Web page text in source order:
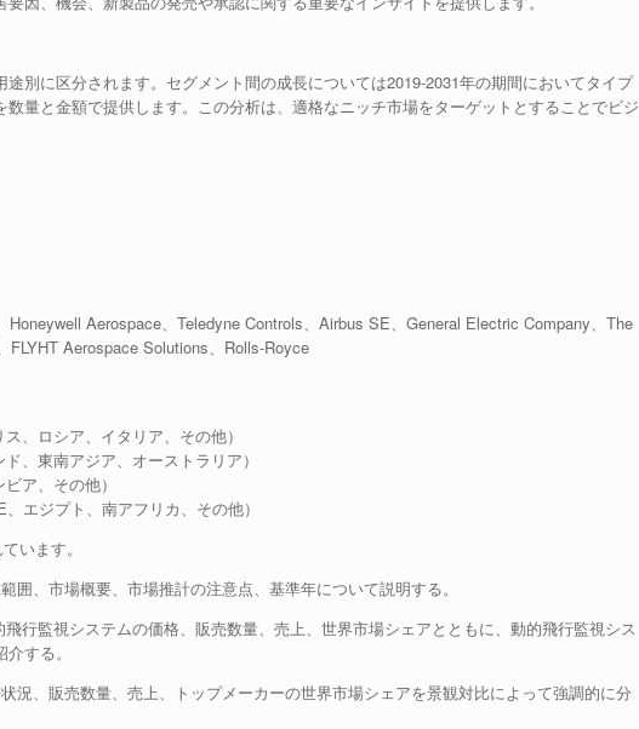
別に区分されます。セグメント間の成長については2019-2031年の期間においてタイプ
量と金額で提供します。この分析は、適格なニッチ市場をターゲットとすることでビジ
Aerospace、Teledyne Controls、Airbus SE、General Electric Company、The
FLYHT Aerospace Solutions、Rolls-Royce
、ロシア、イタリア、その他）
、東南アジア、オーストラリア）
ア、その他）
エジプト、南アフリカ、その他）
います。
囲、市場概要、市場推計の注意点、基準年について説明する。
行監視システムの価格、販売数量、売上、世界市場シェアとともに、動的飛行監視シス
する。
況、販売数量、売上、トップメーカーの世界市場シェアを景観対比によって強調的に分